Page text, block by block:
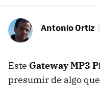
Antonio Ortiz
Este Gateway MP3
presumir de algo